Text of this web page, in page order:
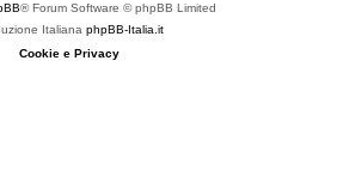
® Forum Software © phpBB Limited
Italiana phpBB-Italia.it
Cookie e Privacy